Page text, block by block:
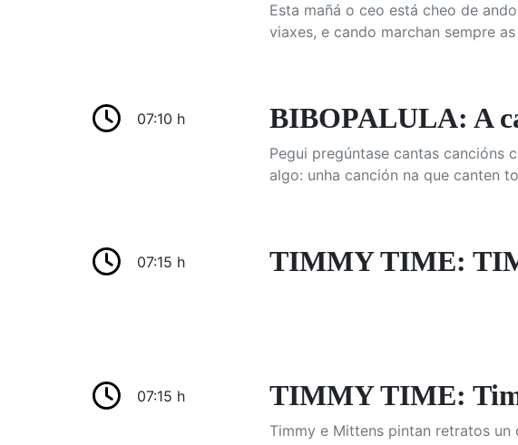
Esta mañá o ceo está cheo de
viaxes, e cando marchan sempre
07:10 h BIBOPALULA: A
Pegui pregúntase cantas cancións
algo: unha canción na que canten
07:15 h TIMMY TIME:
07:15 h TIMMY TIME:
Timmy e Mittens pintan retratos